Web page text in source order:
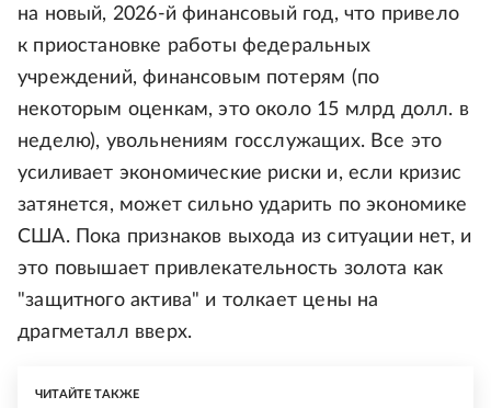
на новый, 2026-й финансовый год, что привело
к приостановке работы федеральных
учреждений, финансовым потерям (по
некоторым оценкам, это около 15 млрд долл. в
неделю), увольнениям госслужащих. Все это
усиливает экономические риски и, если кризис
затянется, может сильно ударить по экономике
США. Пока признаков выхода из ситуации нет, и
это повышает привлекательность золота как
"защитного актива" и толкает цены на
драгметалл вверх.
ЧИТАЙТЕ ТАКЖЕ